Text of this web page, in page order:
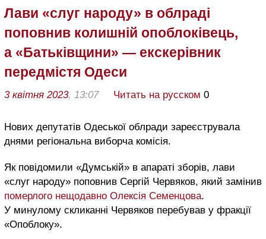
Лави «слуг народу» в облраді
поповнив колишній опоблоківець,
а «Батьківщини» — екскерівник
передмістя Одеси
3 квітня 2023, 13:07 Читать на русском 0
Нових депутатів Одеської облради зареєструвала
днями регіональна виборча комісія.
Як повідомили «Думській» в апараті зборів, лави
«слуг народу» поповнив Сергій Червяков, який замінив
померлого нещодавно Олексія Семенцова.
У минулому скликанні Червяков перебував у фракції
«Опоблоку».